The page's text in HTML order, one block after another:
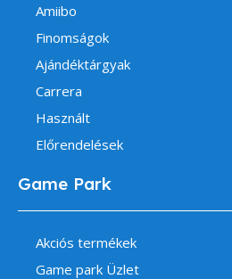
Amiibo
Finomságok
Ajándéktárgyak
Carrera
Használt
Előrendelések
Game Park
Akciós termékek
Game park Üzlet